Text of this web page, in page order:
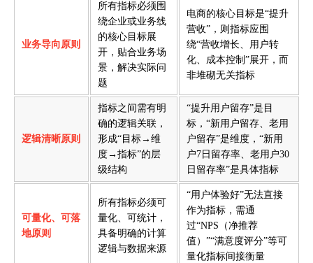
业务导向原则
所有指标必须围
绕企业或业务线
的核心目标展
开，贴合业务场
景，解决实际问
题
电商的核心目标是“提升
营收”，则指标应围
绕“营收增长、用户转
化、成本控制”展开，而
非堆砌无关指标
逻辑清晰原则
指标之间需有明
确的逻辑关联，
形成“目标→维
度→指标”的层
级结构
“提升用户留存”是目
标，“新用户留存、老用
户留存”是维度，“新用
户7日留存率、老用户30
日留存率”是具体指标
可量化、可落
地原则
所有指标必须可
量化、可统计，
具备明确的计算
逻辑与数据来源
“用户体验好”无法直接
作为指标，需通
过“NPS（净推荐
值）”“满意度评分”等可
量化指标间接衡量